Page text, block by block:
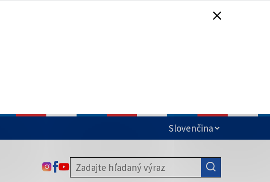
zabezpečená
ODKAZ SA OTVORÍ NA NOVEJ KARTE
ODKAZ SA OTVORÍ NA NOVEJ KARTE
ODKAZ SA OTVORÍ NA NOVEJ KARTE